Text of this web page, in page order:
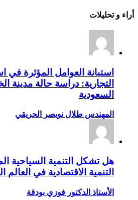
أراء و تحليلات
استبانة العوامل المؤثرة في
التجارية: دراسة حالة مدينة
السعودية
المهندس طلال نويصر الحريقي
هل تشكل التنمية السياحية
التنمية الاقتصادية في العالم
الأستاذ الدكتور فوزي بودقة